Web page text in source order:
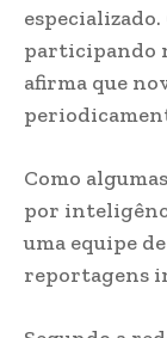
participando
afirma que
Como
por
uma equipe
reportagens